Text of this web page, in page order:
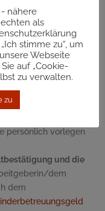
werden.
(Dachverband der
persönlich vorlegen
und die
dem
dem
nähere
als
stimme zu“, um
Webseite
auf „Cookie-
zu verwalten.
zu